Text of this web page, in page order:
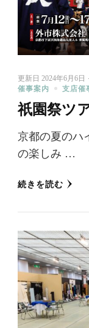
更新日 2024年6月6日
催事案内
支店催
祇園祭ツ
京都の夏のハ
の楽しみ …
続きを読む